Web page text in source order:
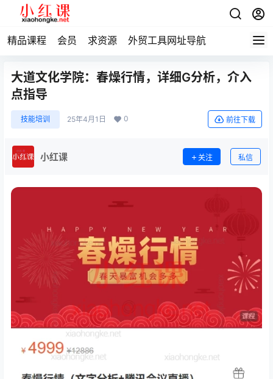
精品课程 会员 求资源 外贸工具网址导航
大道文化学院：春燥行情，详细G分析，介入
点指导
技能培训 25年4月1日 0 前往下载
小红课 关注 私信